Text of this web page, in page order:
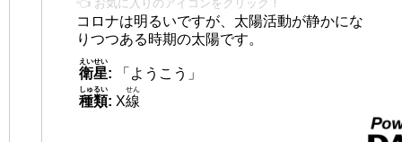
👈 お気に入りのアイコンをクリック！
コロナは明るいですが、太陽活動が静かにな
りつつある時期の太陽です。
衛星
えいせい
:
「ようこう」
種類
しゅるい
: X線
せん